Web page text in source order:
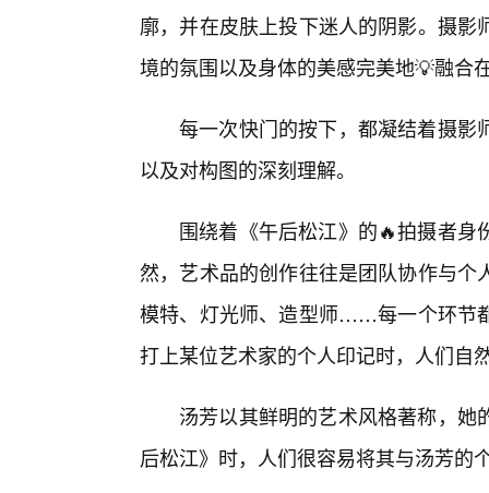
廓，并在皮肤上投下迷人的阴影。摄
境的氛围以及身体的美感完美地💡融合
每一次快门的按下，都凝结着摄影
以及对构图的深刻理解。
围绕着《午后松江》的🔥拍摄者
然，艺术品的创作往往是团队协作与
模特、灯光师、造型师……每一个环节
打上某位艺术家的个人印记时，人们自
汤芳以其鲜明的艺术风格著称，
后松江》时，人们很容易将其与汤芳的